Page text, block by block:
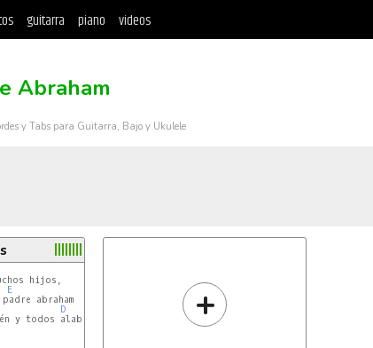
guitarra piano videos
Abraham
y Tabs para Guitarra, Bajo y Ukulele
hijos,
E
abraham
D
y todos alabemos al señor
+